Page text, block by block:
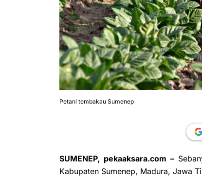
Petani tembakau Sumenep
SUMENEP, pekaaksara.com –
Kabupaten Sumenep, Madura, Jawa